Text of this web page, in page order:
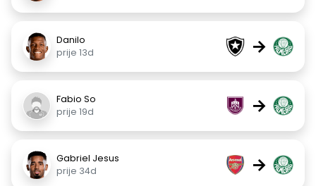
Danilo
prije 13d
→
Fabio So
prije 19d
→
Gabriel Jesus
prije 34d
→